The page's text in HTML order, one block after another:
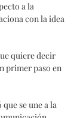
a la
con la idea
quiere decir
primer paso en
se une a la